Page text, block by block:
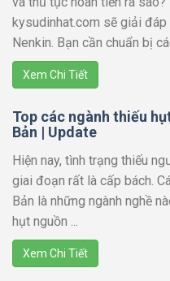
kysudinhat.com sẽ giải
Nenkin. Bạn cần chuẩn bị
Xem Chi Tiết
Top các ngành thiếu
Bản | Update
Hiện nay, tình trạng thiếu
giai đoạn rất là cấp bách.
Bản là những ngành nghề
hụt nguồn ...
Xem Chi Tiết